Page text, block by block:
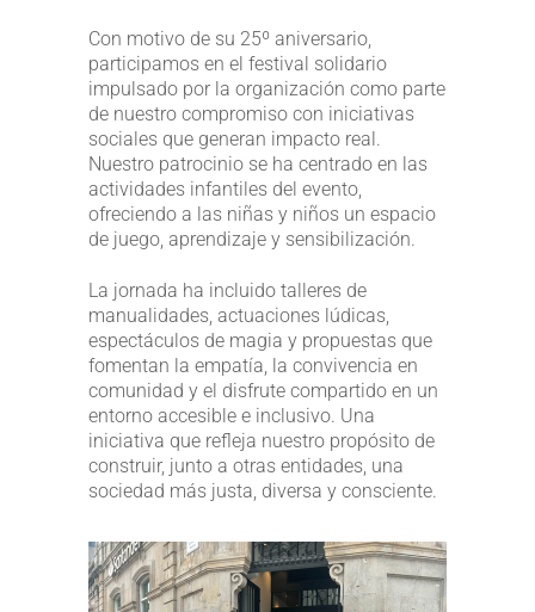
Con motivo de su 25º aniversario,
participamos en el festival solidario
impulsado por la organización como parte
de nuestro compromiso con iniciativas
sociales que generan impacto real.
Nuestro patrocinio se ha centrado en las
actividades infantiles del evento,
ofreciendo a las niñas y niños un espacio
de juego, aprendizaje y sensibilización.
La jornada ha incluido talleres de
manualidades, actuaciones lúdicas,
espectáculos de magia y propuestas que
fomentan la empatía, la convivencia en
comunidad y el disfrute compartido en un
entorno accesible e inclusivo. Una
iniciativa que refleja nuestro propósito de
construir, junto a otras entidades, una
sociedad más justa, diversa y consciente.